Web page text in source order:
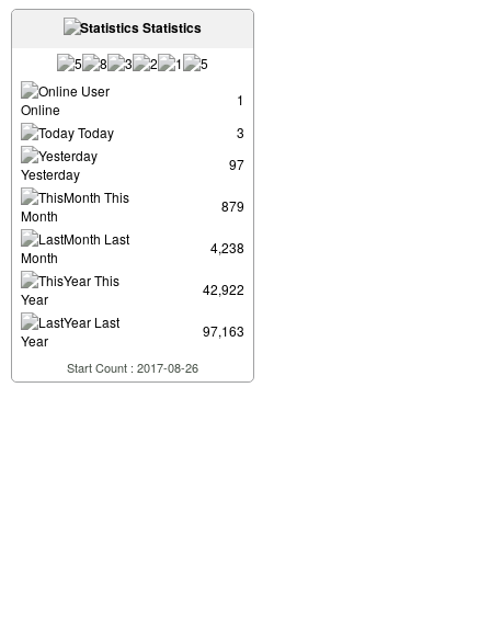
Statistics
User
Online
1
Today
3
Yesterday
97
This
Month
879
Last
Month
4,238
This
Year
42,922
Last
Year
97,163
Start Count : 2017-08-26